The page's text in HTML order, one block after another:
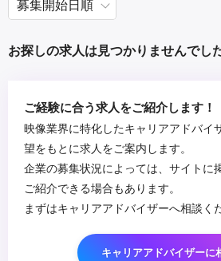
お探しの求人は見つかりませんでした
ご経験に合う求人をご紹介します！
映像業界に特化したキャリアアドバイ
望をもとに求人をご案内します。
企業の募集状況によっては、サイトに
ご紹介できる場合もあります。
まずはキャリアアドバイザーへ相談く
キャリアアドバイザーに